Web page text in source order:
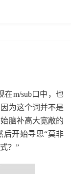
在m/sub口中，也
为这个词并不是
脑补高大宽敞的
后开始寻思“莫非
？”